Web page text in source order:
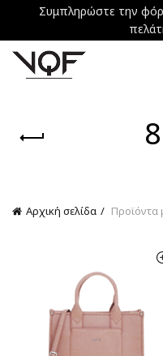
Αρχική σελίδα Προϊόντα
Συμπληρώστε την